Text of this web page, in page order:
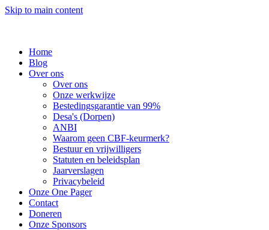
Skip to main content
Home
Blog
Over ons
Over ons
Onze werkwijze
Bestedingsgarantie van 99%
Desa's (Dorpen)
ANBI
Waarom geen CBF-keurmerk?
Bestuur en vrijwilligers
Statuten en beleidsplan
Jaarverslagen
Privacybeleid
Onze One Pager
Contact
Doneren
Onze Sponsors